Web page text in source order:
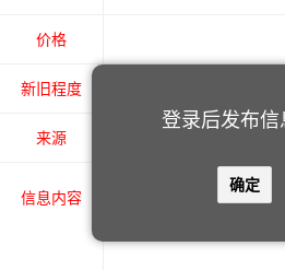
登录后发布信
确定
价格
新旧程度
来源
信息内容